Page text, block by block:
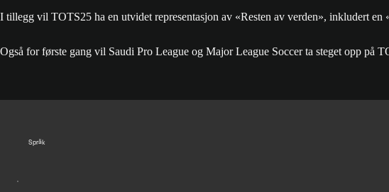
I tillegg vil TOTS25 ha en utvidet representasjon av «Resten av verden», inkludert
Også for første gang vil Saudi Pro League og Major League Soccer ta steget opp
Språk